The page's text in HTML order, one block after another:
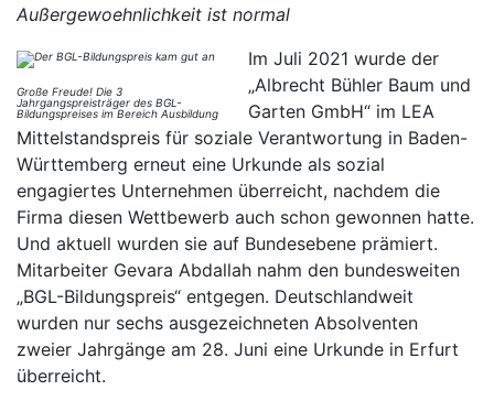
Außergewoehnlichkeit ist normal
Große Freude! Die 3
Jahrgangspreisträger des BGL-
Bildungspreises im Bereich Ausbildung
Im Juli 2021 wurde der
„Albrecht Bühler Baum und
Garten GmbH“ im LEA
Mittelstandspreis für soziale Verantwortung in Baden-
Württemberg erneut eine Urkunde als sozial
engagiertes Unternehmen überreicht, nachdem die
Firma diesen Wettbewerb auch schon gewonnen hatte.
Und aktuell wurden sie auf Bundesebene prämiert.
Mitarbeiter Gevara Abdallah nahm den bundesweiten
„BGL-Bildungspreis“ entgegen. Deutschlandweit
wurden nur sechs ausgezeichneten Absolventen
zweier Jahrgänge am 28. Juni eine Urkunde in Erfurt
überreicht.